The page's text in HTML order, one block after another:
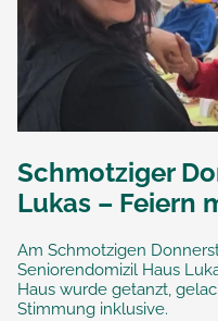
Schmotziger
Lukas – Feiern
Am Schmotzigen
Seniorendomizil Haus
Haus wurde getanzt,
Stimmung inklusive.